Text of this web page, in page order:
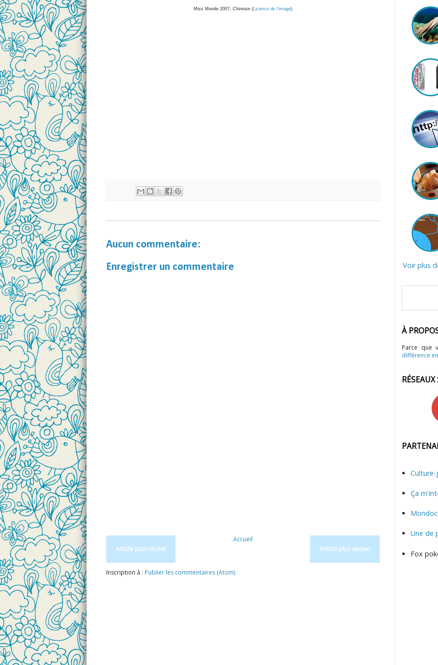
Miss Monde 2007, Chinoise (Licence de l'image)
Aucun commentaire:
Enregistrer un commentaire
Article plus récent Article plus ancien
Accueil
Inscription à : Publier les commentaires (Atom)
Voir plus
À
Parce que
différence
Ça
Une de
Fox